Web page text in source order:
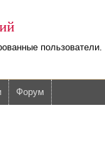
пользователи.
Форум